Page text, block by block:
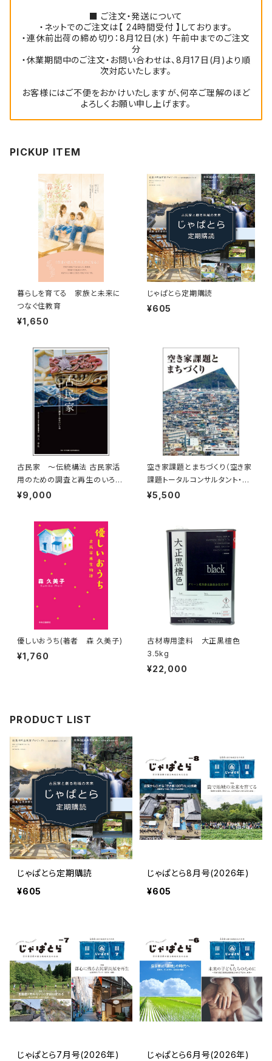
■ ご注文・発送について
・ネットでのご注文は【 24時間受付 】しております。
・連休前出荷の締め切り：8月12日(水) 午前中までのご注文
分
・休業期間中のご注文・お問い合わせは、8月17日(月)より順
次対応いたします。
お客様にはご不便をおかけいたしますが、何卒ご理解のほど
よろしくお願い申し上げます。
PICKUP ITEM
暮らしを育てる 家族と未来に
つなぐ住教育
¥1,650
じゃぱとら定期購読
¥605
古民家 ～伝統構法 古民家活
用のための調査と再生のいろは
～
¥9,000
空き家課題とまちづくり（空き家
課題トータルコンサルタント・サ
スティナブルなまちづくりプラン
¥5,500
優しいおうち(著者 森 久美子)
¥1,760
古材専用塗料 大正黒檀色
3.5kg
¥22,000
PRODUCT LIST
じゃぱとら定期購読
¥605
じゃぱとら8月号(2026年)
¥605
じゃぱとら7月号(2026年) じゃぱとら6月号(2026年)